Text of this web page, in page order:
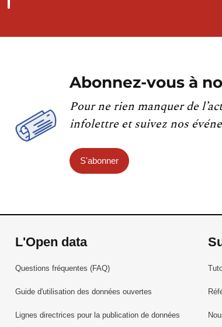
Abonnez-vous à
Pour ne rien manquer de
infolettre et suivez nos
S'abonner
L'Open data
Questions fréquentes (FAQ)
Guide d'utilisation des données ouvertes
Lignes directrices pour la publication de données